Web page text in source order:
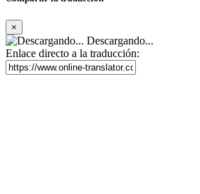
×
Descargando...
Enlace directo a la traducción: